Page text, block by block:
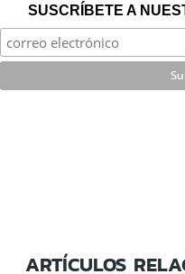
SUSCRÍBETE A
ARTÍCULOS